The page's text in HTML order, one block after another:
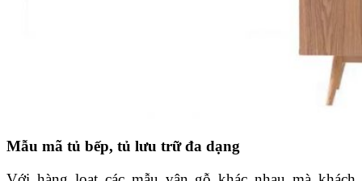
Mẫu mã tủ bếp, tủ lưu trữ đa dạng